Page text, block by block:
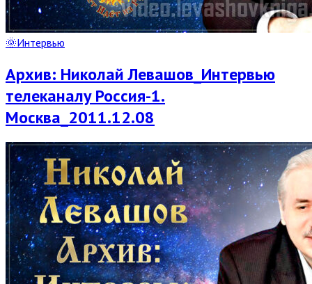
🌞Интервью
Архив: Николай Левашов_Интервью
телеканалу Россия-1.
Москва_2011.12.08
Read
Full
Post